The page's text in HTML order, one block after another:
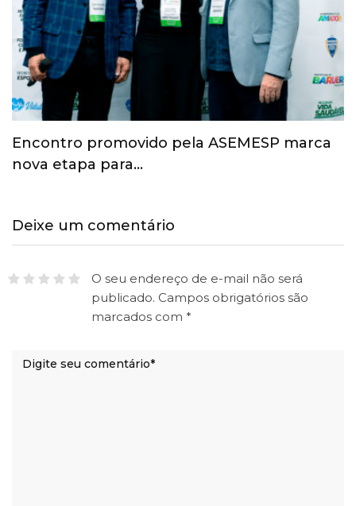
Esporte ganha espaço na agenda
econômica e mobiliza…
Deixe um comentário
O seu endereço de e-mail não será
publicado. Campos obrigatórios são
marcados com *